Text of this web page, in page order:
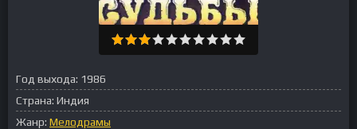
Год выхода: 1986
Страна: Индия
Жанр: Мелодрамы